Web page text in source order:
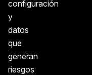
configuración
y
datos
que
generan
riesgos